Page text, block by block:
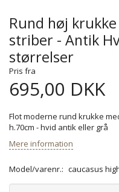
Rund høj
striber - Antik
størrelser
Pris fra
695,00 DKK
Flot moderne rund krukke
h.70cm - hvid antik eller grå
Mere information
Model/varenr.: caucasus